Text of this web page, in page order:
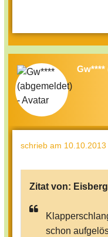
Gw****
schrieb am
Zitat von: Eisberg
schon